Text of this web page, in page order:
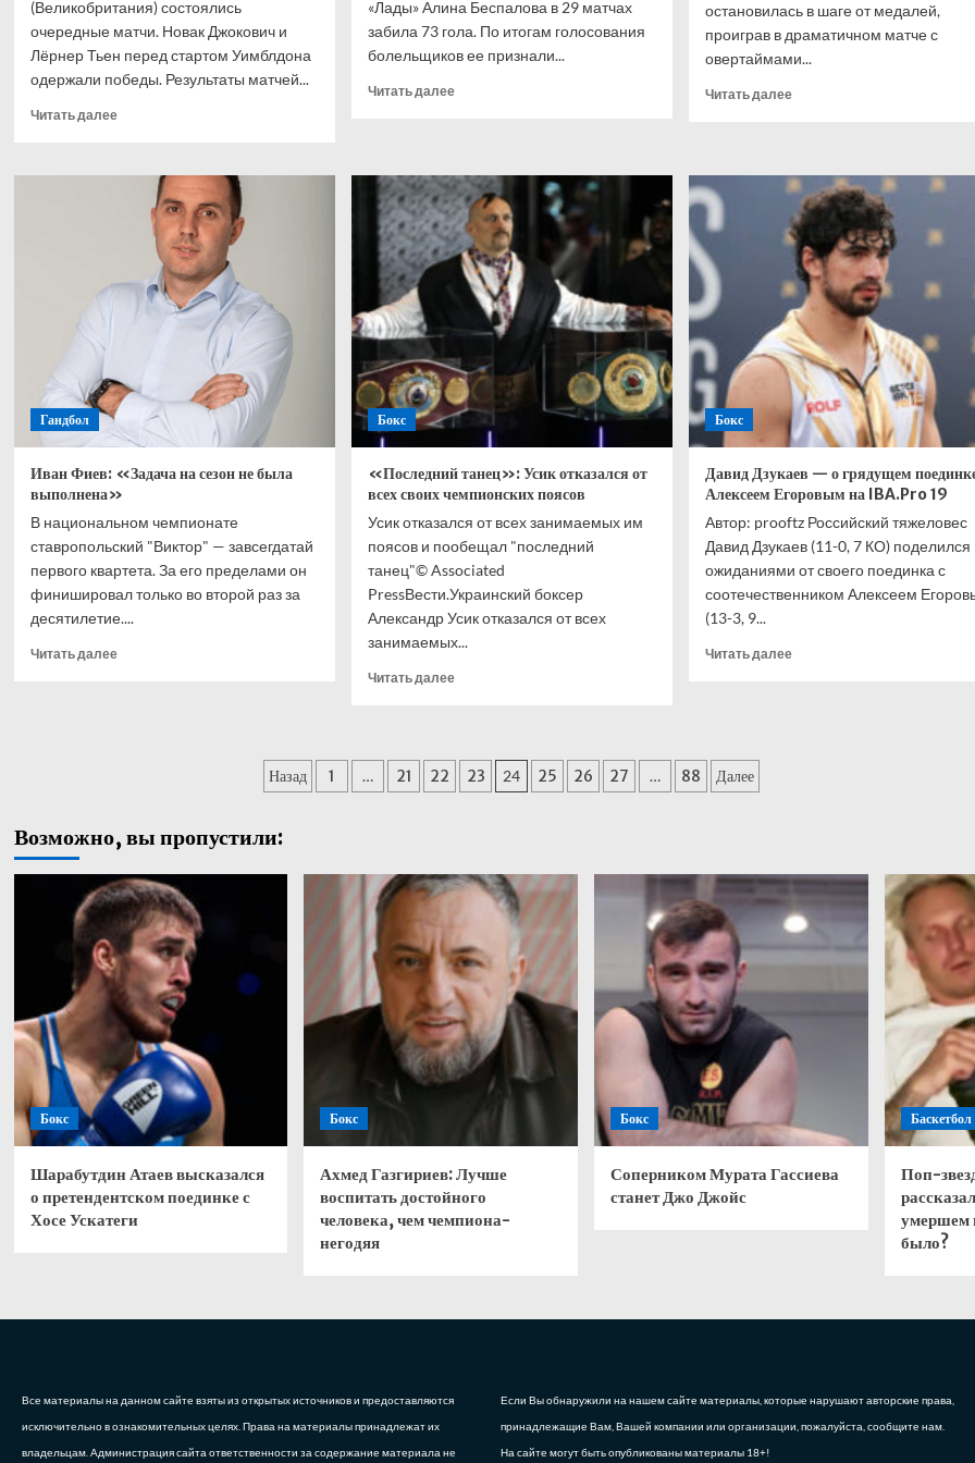
(Великобритания) состоялись
очередные матчи. Новак Джокович и
Лёрнер Тьен перед стартом Уимблдона
одержали победы. Результаты матчей...
Читать далееПрочитать
Новак
Джокович
Лёрнер
одержали
победы
в
Херлингеме
«Лады» Алина Беспалова в 29 матчах
забила 73 гола. По итогам голосования
болельщиков ее признали...
Читать далееПрочитать
«Анализируя
свои
действия,
понимаю,
что
могла
сыграть
лучше.»
остановилась в шаге от медалей,
проиграв в драматичном матче с
овертаймами...
Читать далееПрочитать
сезона
2025/26
для
клуба
из
Новороссийска
Гандбол
Иван Фиев: «Задача на сезон не была
выполнена»
В национальном чемпионате
ставропольский "Виктор" — завсегдатай
первого квартета. За его пределами он
финишировал только во второй раз за
десятилетие....
Читать далееПрочитать
была
Бокс
«Последний танец»: Усик отказался от
всех своих чемпионских поясов
Усик отказался от всех занимаемых им
поясов и пообещал "последний
танец"© Associated
PressВести.Украинский боксер
Александр Усик отказался от всех
занимаемых...
Читать далееПрочитать
танец»:
Усик
чемпионских
поясов
Бокс
Давид Дзукаев — о грядущем
Алексеем Егоровым на IBA.Pro 19
Автор: prooftz Российский тяжеловес
Давид Дзукаев (11-0, 7 КО) поделился
ожиданиями от своего поединка с
соотечественником Алексеем
(13-3, 9...
Читать далееПрочитать
Егоровым
IBA.Pro
Пагинация
Назад 1 … 21 22 23 24 25 26 27 … 88 Далее
Возможно, вы пропустили:
Бокс
Шарабутдин Атаев высказался
о претендентском поединке с
Хосе Ускатеги
Бокс
Ахмед Газгириев: Лучше
воспитать достойного
человека, чем чемпиона-
негодяя
Бокс
Соперником Мурата Гассиева
станет Джо Джойс
Баскетбол
Поп-
умершем
было?
Все материалы на данном сайте взяты из открытых источников и предоставляются
исключительно в ознакомительных целях. Права на материалы принадлежат их
владельцам. Администрация сайта ответственности за содержание материала не
Если Вы обнаружили на нашем сайте материалы, которые нарушают авторские права,
принадлежащие Вам, Вашей компании или организации, пожалуйста, сообщите нам.
На сайте могут быть опубликованы материалы 18+!